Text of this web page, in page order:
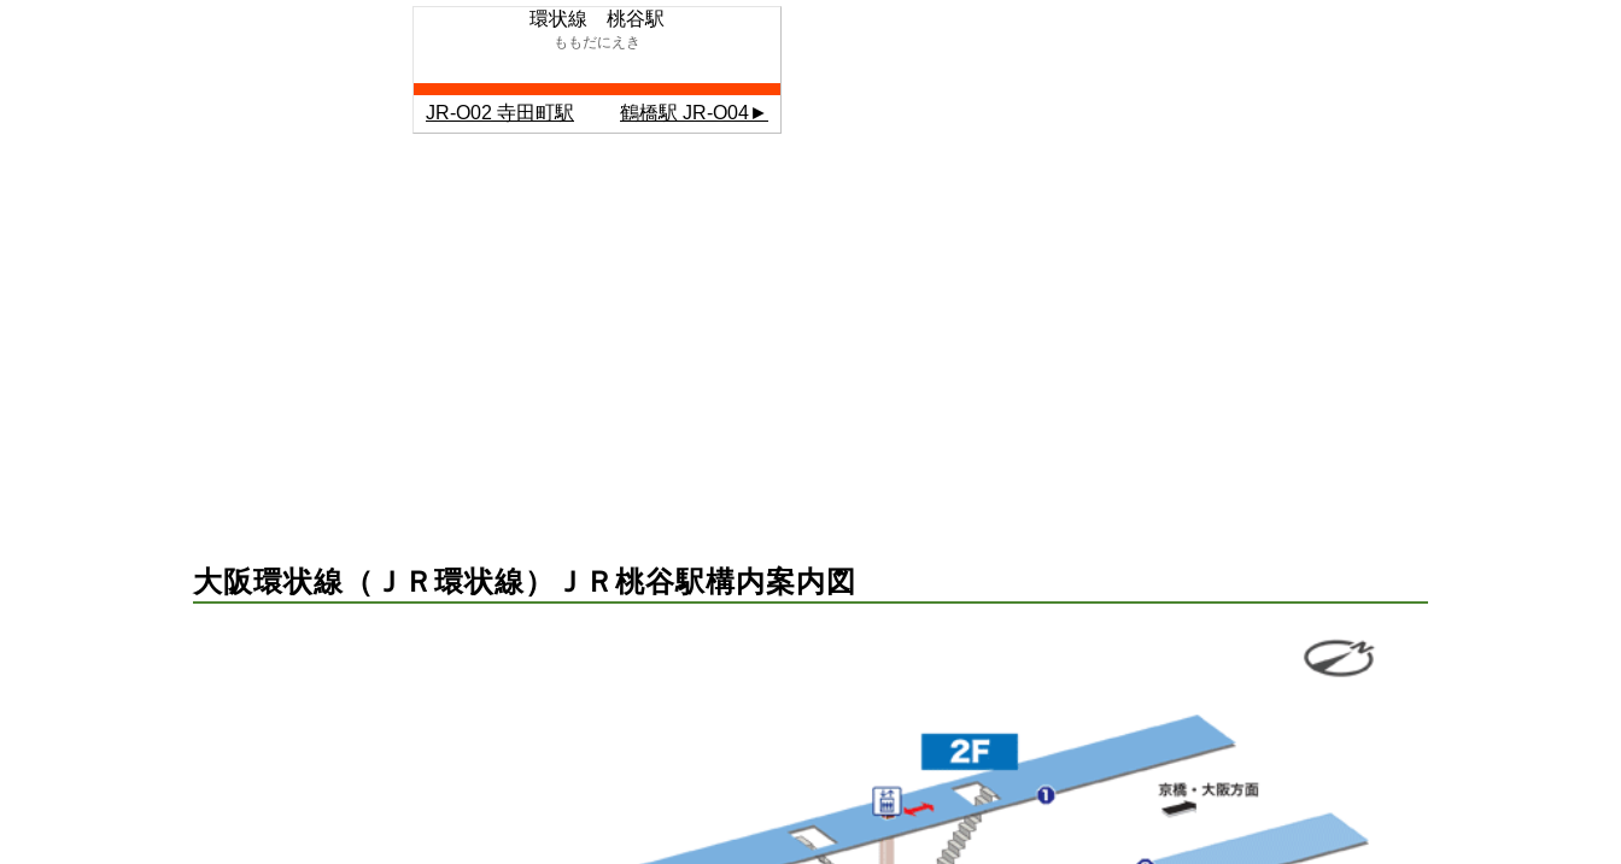
環状線 桃谷駅
ももだにえき
JR-O02 寺田町駅 鶴橋駅 JR-O04►
大阪環状線（ＪＲ環状線）ＪＲ桃谷駅構内案内図